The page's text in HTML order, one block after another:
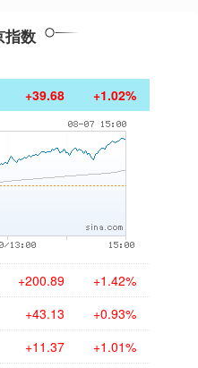
指数
+39.68 +1.02%
+200.89 +1.42%
+43.13 +0.93%
+11.37 +1.01%